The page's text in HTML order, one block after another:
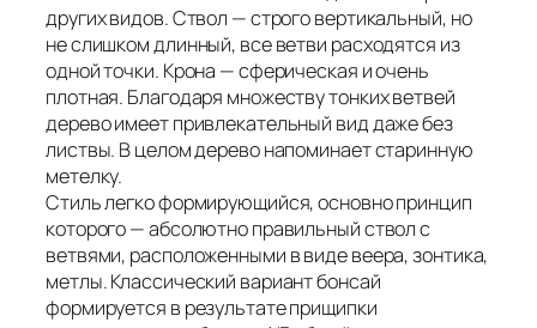
других видов. Ствол — строго вертикальный, но
не слишком длинный, все ветви расходятся из
одной точки. Крона — сферическая и очень
плотная. Благодаря множеству тонких ветвей
дерево имеет привлекательный вид даже без
листвы. В целом дерево напоминает старинную
метелку.
Стиль легко формирующийся, основно принцип
которого — абсолютно правильный ствол с
ветвями, расположенными в виде веера, зонтика,
метлы. Классический вариант бонсай
формируется в результате прищипки